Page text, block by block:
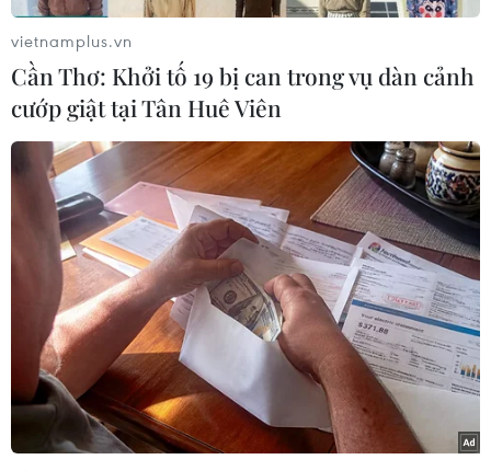
trước đến nay.
Trong số 170.125 bài thi, có khoảng 8% bài đạt
từ 900 điểm trở lên (trên tổng điểm bài thi
1.200), 78% dưới 800 điểm, 58% dưới 700 điểm
và 35% bài dưới 600 điểm. Thí sinh có điểm cao
nhất trong đợt này là 1.139 điểm - số điểm cao
nhất trong các đợt thi từ trước tới nay.
Trung tâm Khảo thí và Đánh giá chất lượng đào
tạo Đại học Quốc gia Thành phố Hồ Chí Minh
cho biết, các số liệu này cho thấy phổ điểm được
phân bố hợp lý, có sự phân tầng rõ rệt giữa các
nhóm năng lực và phù hợp với mục tiêu sử
dụng kết quả thi trong tuyển sinh đại học.
Phân bố điểm thi đợt 2 năm 2026 tiếp tục có
vietnamplus.vn
Cần Thơ: Khởi tố 19 bị can trong vụ dàn cảnh
cướp giật tại Tân Huê Viên